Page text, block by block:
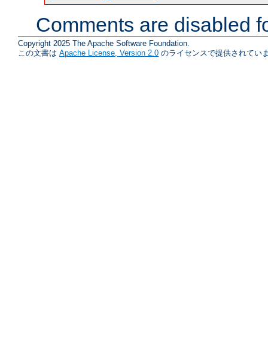
Comments are disabled
Copyright 2025 The Apache Software Foundation.
この文書は Apache License, Version 2.0 のライセンスで提供されてい